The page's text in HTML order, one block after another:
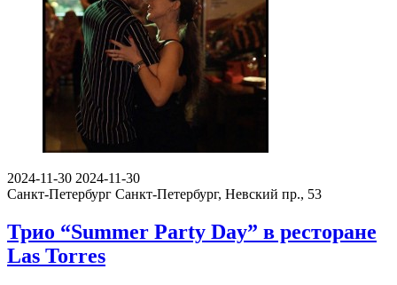
2024-11-30 2024-11-30
Санкт-Петербург Санкт-Петербург, Невский пр., 53
Трио “Summer Party Day” в ресторане
Las Torres